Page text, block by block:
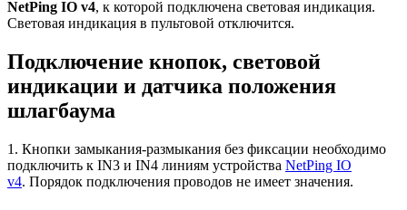
NetPing IO v4, к которой подключена световая индикация.
Световая индикация в пультовой отключится.
Подключение кнопок, световой
индикации и датчика положения
шлагбаума
1. Кнопки замыкания-размыкания без фиксации необходимо
подключить к IN3 и IN4 линиям устройства NetPing IO
v4. Порядок подключения проводов не имеет значения.